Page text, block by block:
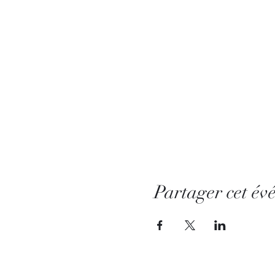
Partager cet